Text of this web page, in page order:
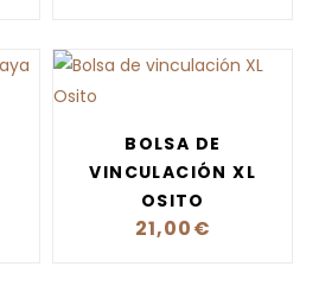
BOLSA DE
VINCULACIÓN XL
OSITO
21,00€